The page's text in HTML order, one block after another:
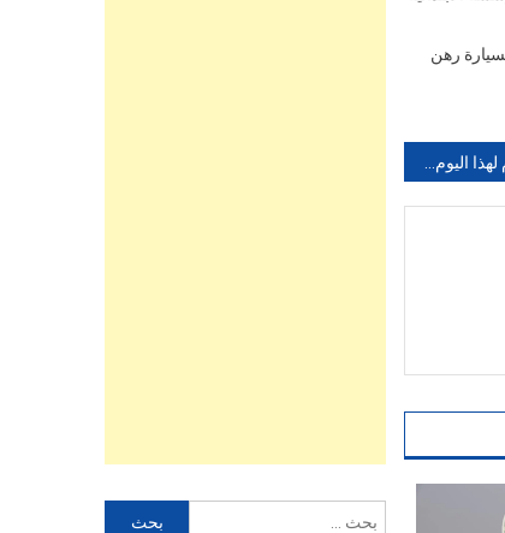
رهن